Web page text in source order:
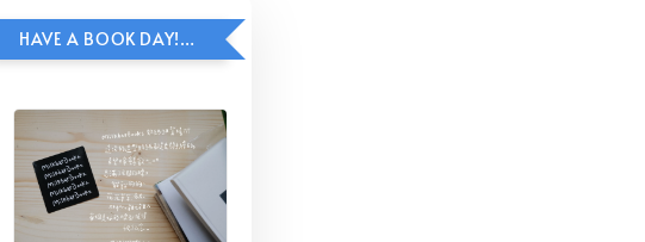
HAVE A BOOK DAY!貼紙包加價購